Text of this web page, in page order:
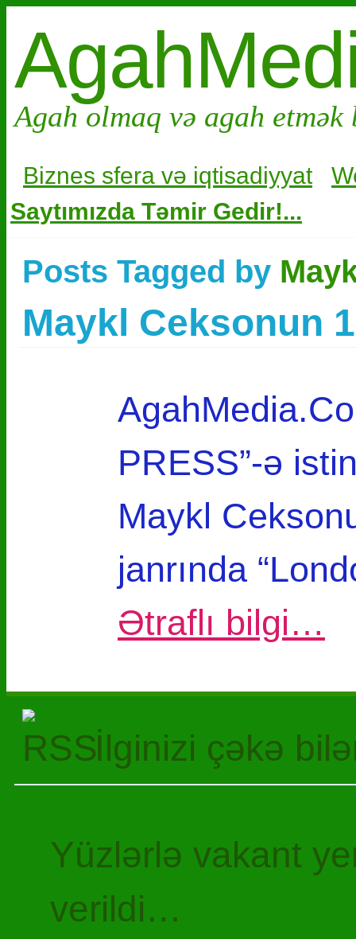
Agah olmaq və agah
Biznes sfera və iqtisadiyyat
Saytımızda Təmir Gedir!...
Posts Tagged by
Maykl Ceksonun
PRESS”-ə
Maykl
janrında
Ətraflı bilgi…
İlginizi çəkə
Yüzlərlə vakant
verildi…